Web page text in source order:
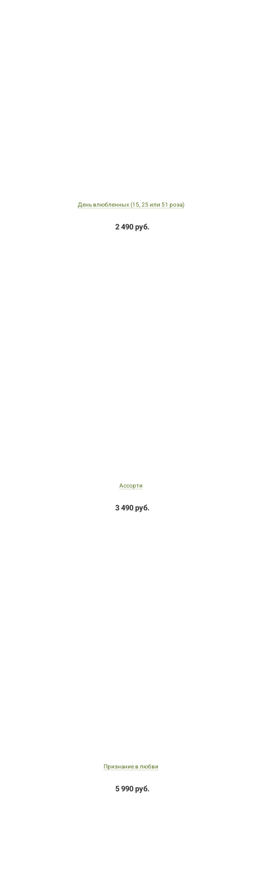
День влюбленных (15, 25 или 51 роза)
2 490 руб.
Ассорти
3 490 руб.
Признание в любви
5 990 руб.